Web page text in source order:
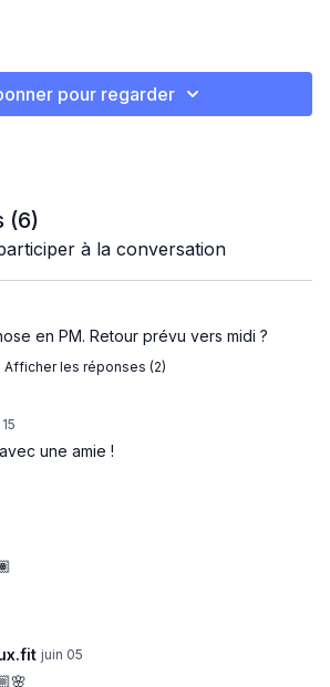
261293879753271
:
pour regarder
(6)
à la conversation
en PM. Retour prévu vers midi ?
Afficher les réponses (2)
une amie !
juin 05